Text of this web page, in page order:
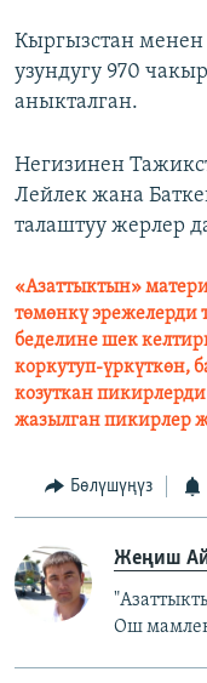
Кыргызстан
узундугу 970
аныкталган.
Негизинен
Лейлек жана
талаштуу жерлер
«Азаттыктын»
төмөнкү эрежелерди
беделине шек
коркутуп-үркүткөн,
козуткан
жазылган пикирлер
Бөлүшүңүз
Жеңиш
Ош